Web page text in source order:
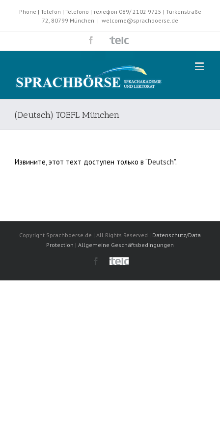
Phone | Telefon | Telefono | телефон 089/ 2102 9725 | Türkenstraße
72, 80799 München | welcome@sprachboerse.de
(Deutsch) TOEFL München
Извините, этот техт доступен только в “Deutsch”.
Copyright Sprachboerse.de | All Rights Reserved | Datenschutz/Data
Protection | Allgemeine Geschäftsbedingungen